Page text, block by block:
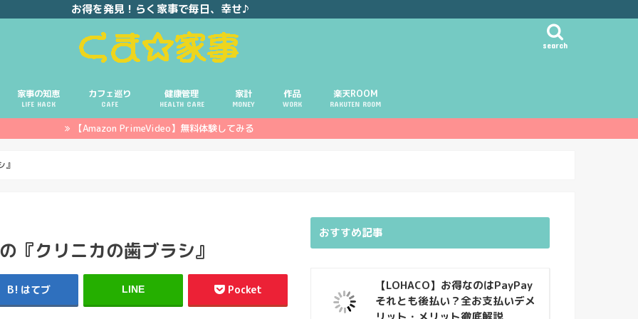
お得を発見！らく家事で毎日、幸せ♪
search
家事の知恵
LIFE HACK
カフェ巡り
CAFE
健康管理
HEALTH CARE
家計
MONEY
ポイ活
投資
副業
作品
WORK
楽天ROOM
RAKUTEN ROOM
【Amazon PrimeVideo】無料体験してみる
』
『クリニカの歯ブラシ』
はてブ LINE Pocket
おすすめ記事
【LOHACO】お得なのはPayPay
それとも後払い？全お支払いデメ